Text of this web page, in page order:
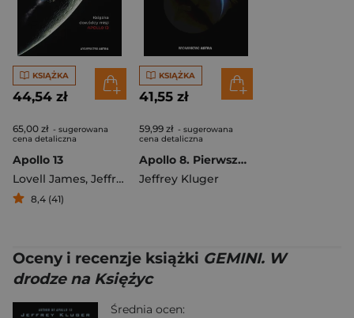
KSIĄŻKA
44,54 zł
65,00 zł - sugerowana
cena detaliczna
Apollo 13
Lovell James, Jeffrey Kluger
8,4 (41)
KSIĄŻKA
41,55 zł
59,99 zł - sugerowana
cena detaliczna
Apollo 8. Pierwsza misja na księżyc
Jeffrey Kluger
Oceny i recenzje książki GEMINI. W
drodze na Księżyc
Średnia ocen: